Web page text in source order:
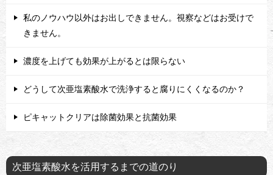
私のノウハウ以外はお出しできません。視察などはお受けで
きません。
濃度を上げても効果が上がるとは限らない
どうして次亜塩素酸水で洗浄すると腐りにくくなるのか？
ピキャットクリアは除菌効果と抗菌効果
次亜塩素酸水を活用するまでの道のり